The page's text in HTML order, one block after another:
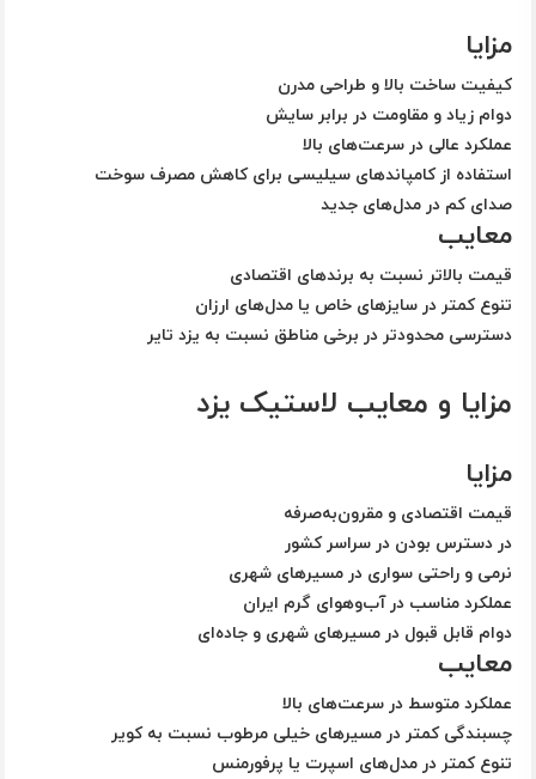
مزایا
کیفیت ساخت بالا و طراحی مدرن
دوام زیاد و مقاومت در برابر سایش
عملکرد عالی در سرعت‌های بالا
استفاده از کامپاندهای سیلیسی برای کاهش مصرف سوخت
صدای کم در مدل‌های جدید
معایب
قیمت بالاتر نسبت به برندهای اقتصادی
تنوع کمتر در سایزهای خاص یا مدل‌های ارزان
دسترسی محدودتر در برخی مناطق نسبت به یزد تایر
مزایا و معایب لاستیک یزد
مزایا
قیمت اقتصادی و مقرون‌به‌صرفه
در دسترس بودن در سراسر کشور
نرمی و راحتی سواری در مسیرهای شهری
عملکرد مناسب در آب‌وهوای گرم ایران
دوام قابل قبول در مسیرهای شهری و جاده‌ای
معایب
عملکرد متوسط در سرعت‌های بالا
چسبندگی کمتر در مسیرهای خیلی مرطوب نسبت به کویر
تنوع کمتر در مدل‌های اسپرت یا پرفورمنس